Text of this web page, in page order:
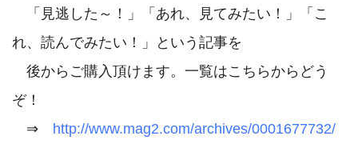
「見逃した～！」「あれ、見てみたい！」「こ
れ、読んでみたい！」という記事を
後からご購入頂けます。一覧はこちらからどう
ぞ！
⇒ http://www.mag2.com/archives/0001677732/